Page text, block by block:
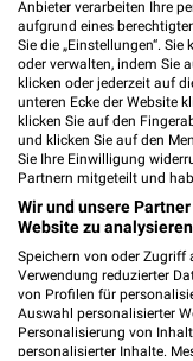
38440
Heute
177,84
ALDI
Plantage
38444
Heute
180,85
Anbieter verarbeiten Ihre
aufgrund eines
Sie die „Einstellungen“.
oder verwalten, indem Sie
klicken oder jederzeit auf
unteren Ecke der Website
klicken Sie auf den
und klicken Sie auf den
Sie Ihre Einwilligung
Partnern mitgeteilt und
Wir und unsere
Website zu
Speichern von oder
Verwendung reduzierter
von Profilen für
Auswahl personalisierter
Personalisierung von
personalisierter Inhalte.